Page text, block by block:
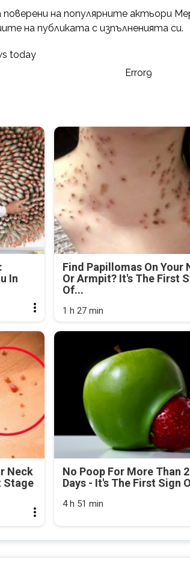
на популярните актьори
на публиката с изпълненията си.
today
Error9
In
Find Papillomas On Your
Or Armpit? It's The First
Of...
1 h 27 min
Neck
Stage
No Poop For More Than 2
Days - It's The First Sign
4 h 51 min